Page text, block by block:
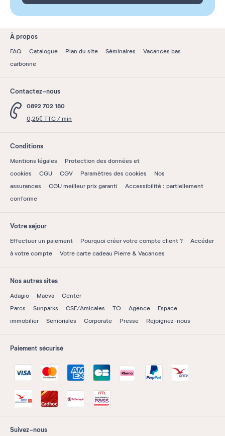
À propos
FAQ Catalogue Plan du site Séminaires
Vacances bas
carbonne
Contactez-nous
0892 702 180
0,25€ TTC / min
Conditions
Mentions légales
Protection des données et
cookies
CGU CGV Paramètres des cookies
Nos
assurances
CGU meilleur prix garanti
Accessibilité : partiellement
conforme
Votre séjour
Effectuer un paiement Pourquoi créer votre compte client ?
Accéder
à votre compte
Votre carte cadeau Pierre & Vacances
Nos autres sites
Adagio Maeva
Center
Parcs
Sunparks CSE/Amicales TO Agence
Espace
immobilier
Senioriales Corporate Presse Rejoignez-nous
Paiement sécurisé
Suivez-nous